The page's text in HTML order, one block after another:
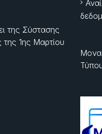
της Σύστασης
της 1ης Μαρτίου